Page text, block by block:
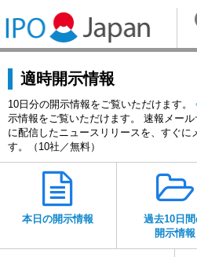
適時開示情報
10日分の開示情報をご覧いただけます。
示情報をご覧いただけます。 速報メー
に配信したニュースリリースを、すぐに
す。（10社／無料）
本日の開示情報
過去10日
開示情報